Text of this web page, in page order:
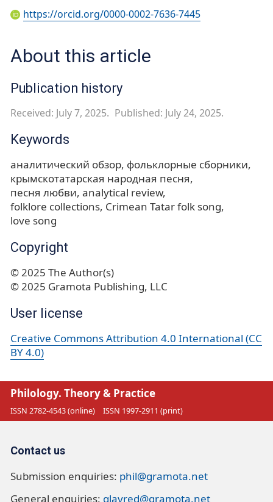
https://orcid.org/0000-0002-7636-7445
About this article
Publication history
Received: July 7, 2025. Published: July 24, 2025.
Keywords
аналитический обзор фольклорные сборники
крымскотатарская народная песня
песня любви analytical review
folklore collections Crimean Tatar folk song
love song
Copyright
© 2025 The Author(s)
© 2025 Gramota Publishing, LLC
User license
Creative Commons Attribution 4.0 International (CC
BY 4.0)
Philology. Theory & Practice
ISSN 2782-4543 (online) ISSN 1997-2911 (print)
Contact us
Submission enquiries: phil@gramota.net
General enquiries: glavred@gramota.net